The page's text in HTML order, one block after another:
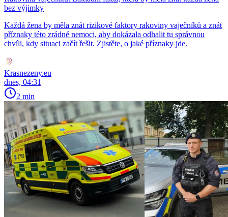
bez výjimky
Každá žena by měla znát rizikové faktory rakoviny vaječníků a znát
příznaky této zrádné nemoci, aby dokázala odhalit tu správnou
chvíli, kdy situaci začít řešit. Zjistěte, o jaké příznaky jde.
Krasnezeny.eu
dnes, 04:31
2 min